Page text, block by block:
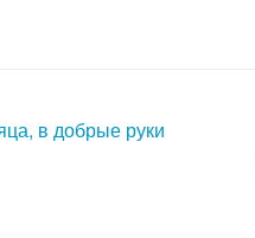
в добрые руки